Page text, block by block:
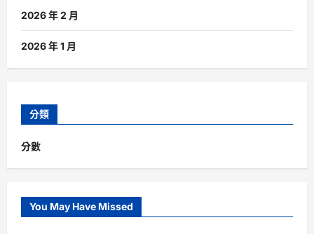
2026 年 2 月
2026 年 1 月
分類
分數
You May Have Missed